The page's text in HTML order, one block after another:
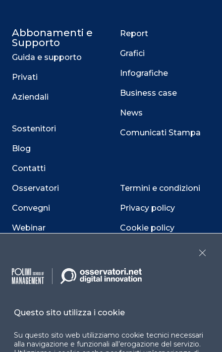
Abbonamenti e
Supporto
Guida e supporto
Privati
Aziendali
Sostenitori
Blog
Contatti
Osservatori
Convegni
Webinar
Report
Grafici
Infografiche
Business case
News
Comunicati Stampa
Termini e condizioni
Privacy policy
Cookie policy
Dichiarazione di
accessibilità
Questo sito utilizza i cookie
Su questo sito web utilizziamo cookie tecnici necessari
alla navigazione e funzionali all’erogazione del servizio.